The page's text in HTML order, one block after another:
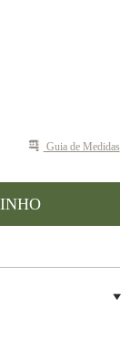
Guia de Medidas